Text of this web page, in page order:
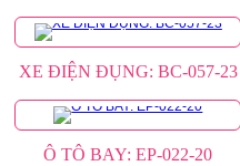
XE ĐIỆN ĐỤNG: BC-057-23
Ô TÔ BAY: EP-022-20